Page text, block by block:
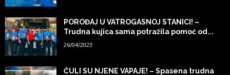
POROĐAJ U VATROGASNOJ STANICI! –
Trudna kujica sama potražila pomoć od...
26/04/2023
ČULI SU NJENE VAPAJE! – Spasena trudna